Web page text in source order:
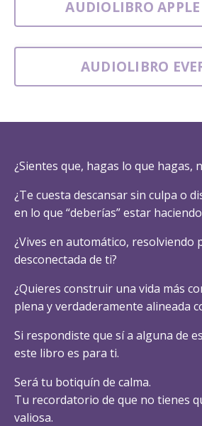
AUDIOLIBRO
AUDIOLIBRO
¿Sientes que, hagas lo que hagas,
¿Te cuesta descansar sin culpa o
en lo que “deberías” estar
¿Vives en automático, resolviendo
desconectada de ti?
¿Quieres construir una vida más
plena y verdaderamente alineada
Si respondiste que sí a alguna de
este libro es para ti.
Será tu botiquín de calma.
Tu recordatorio de que no tienes
valiosa.